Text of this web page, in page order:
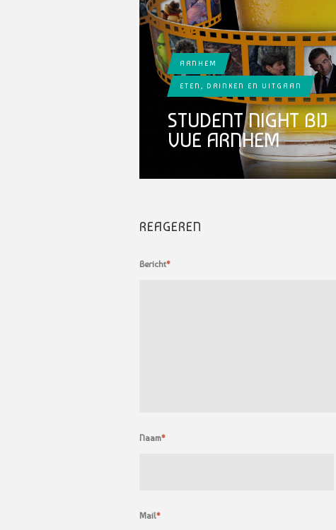
ARNHEM
ETEN, DRINKEN EN UITGAAN
STUDENT NIGHT BIJ
VUE ARNHEM
REAGEREN
Bericht*
Naam*
Mail*